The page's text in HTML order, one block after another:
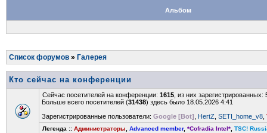
Альбом
Список форумов » Галерея
Кто сейчас на конференции
Сейчас посетителей на конференции: 1615 , из них
Больше всего посетителей (31438) здесь было 18.05.2026 4:41
Зарегистрированные пользователи: Google [Bot] HertZ SETI_home_v8
Легенда :: Администраторы Advanced member, *Cofradia Intel* TSC!